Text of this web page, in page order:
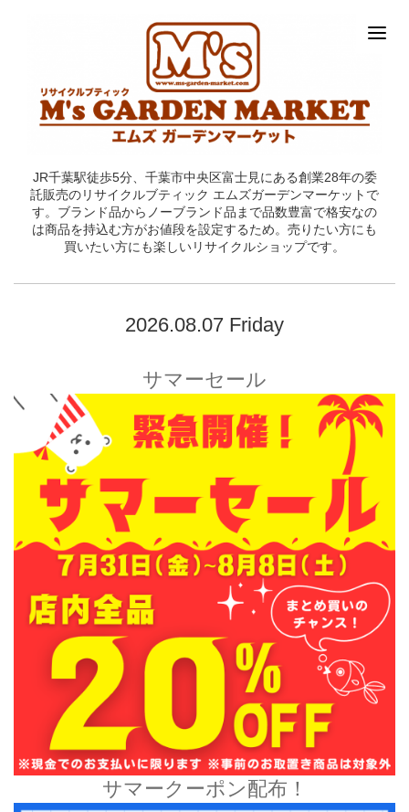
JR千葉駅徒歩5分、千葉市中央区富士見にある創業28年の委
託販売のリサイクルブティック エムズガーデンマーケットで
す。ブランド品からノーブランド品まで品数豊富で格安なの
は商品を持込む方がお値段を設定するため。売りたい方にも
買いたい方にも楽しいリサイクルショップです。
2026.08.07 Friday
サマーセール
サマークーポン配布！